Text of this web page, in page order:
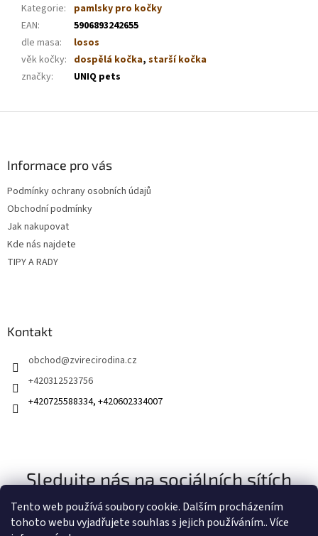
Tento web používá soubory cookie. Dalším procházením
tohoto webu vyjadřujete souhlas s jejich používáním.. Více
Kategorie:
pamlsky pro kočky
EAN:
5906893242655
dle masa:
losos
věk kočky: dospělá kočka, starší kočka
značky: UNIQ pets
Informace pro vás
Podmínky ochrany osobních údajů
Obchodní podmínky
Jak nakupovat
Kde nás najdete
TIPY A RADY
Kontakt
obchod@zvirecirodina.cz
+420312523756
+420725588334, +420602334007
Sledujte nás na sociálních sítích